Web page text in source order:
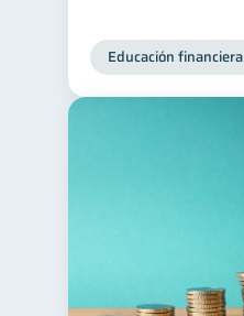
Educación financiera